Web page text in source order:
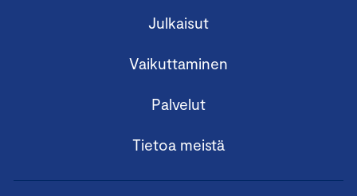
Julkaisut
Vaikuttaminen
Palvelut
Tietoa meistä